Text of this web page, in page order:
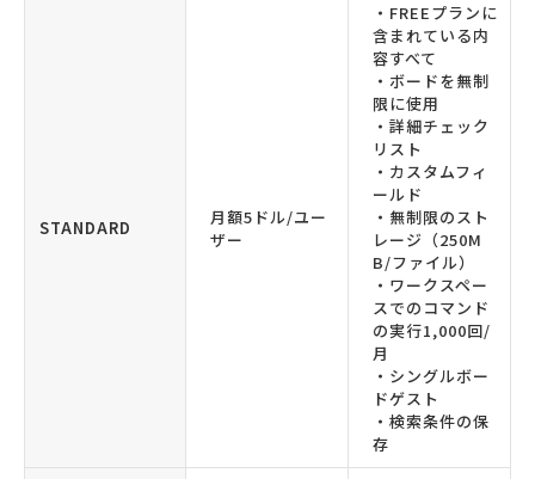
STANDARD
月額5ドル/ユー
ザー
・FREEプランに
含まれている内
容すべて
・ボードを無制
限に使用
・詳細チェック
リスト
・カスタムフィ
ールド
・無制限のスト
レージ（250M
B/ファイル）
・ワークスペー
スでのコマンド
の実行1,000回/
月
・シングルボー
ドゲスト
・検索条件の保
存